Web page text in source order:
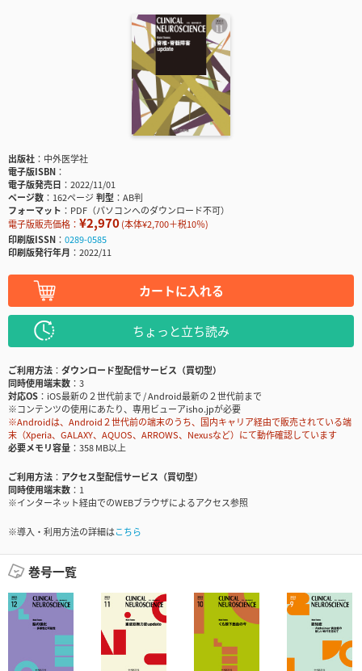
出版社
中外医学社
電子版ISBN
電子版発売日
2022/11/01
ページ数
162ページ判型
AB判
フォーマット
PDF（パソコンへのダウンロード不可）
電子版販売価格： ¥2,970(本体¥2,700＋税10％)
印刷版ISSN
0289-0585
印刷版発行年月
2022/11
カートに入れる
ちょっと立ち読み
ご利用方法
ダウンロード型配信サービス（買切型）
同時使用端末数
3
対応OS
iOS最新の２世代前まで / Android最新の２世代前まで
※コンテンツの使用にあたり、専用ビューアisho.jpが必要
※Androidは、Android２世代前の端末のうち、国内キャリア経由で販売されている端
末（Xperia、GALAXY、AQUOS、ARROWS、Nexusなど）にて動作確認しています
必要メモリ容量
358 MB以上
ご利用方法
アクセス型配信サービス（買切型）
同時使用端末数
1
※インターネット経由でのWEBブラウザによるアクセス参照
※導入・利用方法の詳細はこちら
巻号一覧